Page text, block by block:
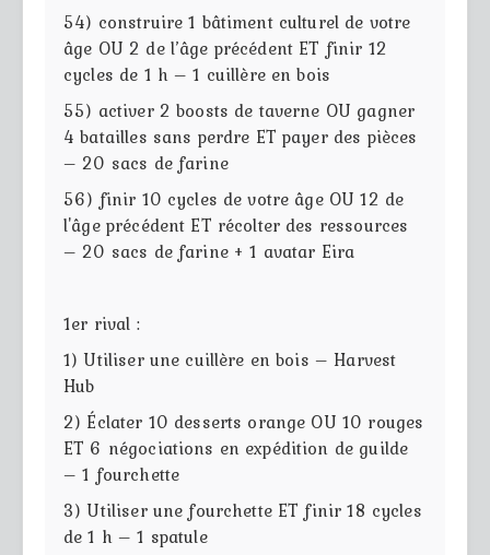
54) construire 1 bâtiment culturel de votre
âge OU 2 de l’âge précédent ET finir 12
cycles de 1 h – 1 cuillère en bois
55) activer 2 boosts de taverne OU gagner
4 batailles sans perdre ET payer des pièces
– 20 sacs de farine
56) finir 10 cycles de votre âge OU 12 de
l'âge précédent ET récolter des ressources
– 20 sacs de farine + 1 avatar Eira
1er rival :
1) Utiliser une cuillère en bois – Harvest
Hub
2) Éclater 10 desserts orange OU 10 rouges
ET 6 négociations en expédition de guilde
– 1 fourchette
3) Utiliser une fourchette ET finir 18 cycles
de 1 h – 1 spatule